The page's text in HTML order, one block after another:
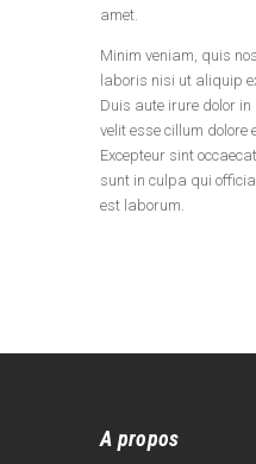
amet.
Minim veniam, quis
laboris nisi ut aliquip
Duis aute irure dolor
velit esse cillum
Excepteur sint
sunt in culpa qui
est laborum.
A propos